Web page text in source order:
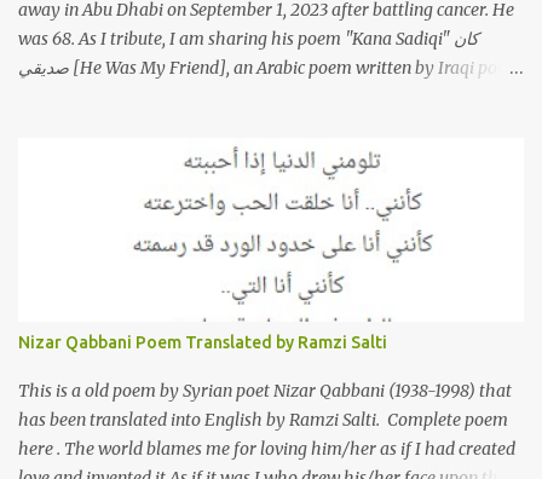
away in Abu Dhabi on September 1, 2023 after battling cancer. He
was 68. As I tribute, I am sharing his poem "Kana Sadiqi" كان
صديقي [He Was My Friend], an Arabic poem written by Iraqi poet
friends of his) whose love he had once witnessed but who were
now breaking up. The poet speaks of his dilemma in the video
below then goes on to recite the poem in Arabic. Poem translated
into English by Dr. Ramzi Salti. قصيدة "كان صديقي" للشاعر كريم
العراقي (كريم عوده) يخاطب بها حبيبين افترقا وكان هو الوسيط بينهما
والذي يشكى كل منهما له همه وسبب بعده عن حبيبه الآخر. ترجم القصيدة
الى الانجليزية الدكتور رمزي سلطي This video shows the poet, Karim
Al Iraqi, reading his poem in 2014: Lyrics كلمات القصيدة He was
my friend and she was eternally his. Their love stor...
Nizar Qabbani Poem Translated by Ramzi Salti
This is a old poem by Syrian poet Nizar Qabbani (1938-1998) that
has been translated into English by Ramzi Salti. Complete poem
here . The world blames me for loving him/her as if I had created